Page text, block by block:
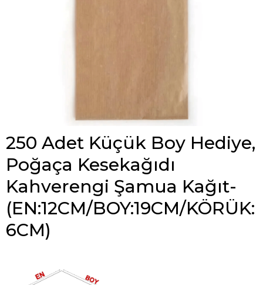
250 Adet Küçük Boy Hediye,
Poğaça Kesekağıdı
Kahverengi Şamua Kağıt-
(EN:12CM/BOY:19CM/KÖRÜK:
6CM)